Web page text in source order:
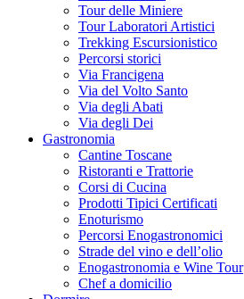
Tour delle Miniere
Tour Laboratori Artistici
Trekking Escursionistico
Percorsi storici
Via Francigena
Via del Volto Santo
Via degli Abati
Via degli Dei
Gastronomia
Cantine Toscane
Ristoranti e Trattorie
Corsi di Cucina
Prodotti Tipici Certificati
Enoturismo
Percorsi Enogastronomici
Strade del vino e dell’olio
Enogastronomia e Wine Tour
Chef a domicilio